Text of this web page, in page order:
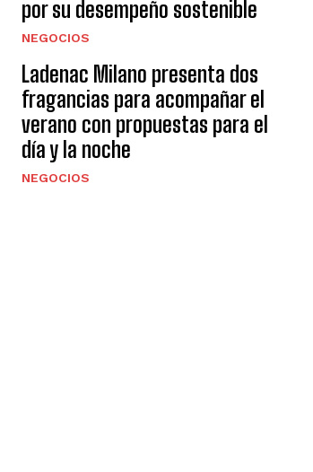
por su desempeño sostenible
NEGOCIOS
Ladenac Milano presenta dos
fragancias para acompañar el
verano con propuestas para el
día y la noche
NEGOCIOS